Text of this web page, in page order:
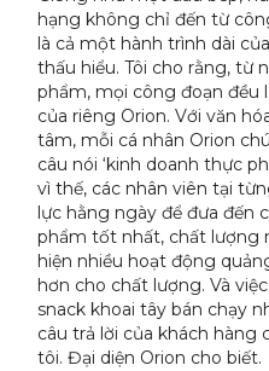
hạng không chỉ đến từ
là cả một hành trình dài
thấu hiểu. Tôi cho rằng, từ
phẩm, mọi công đoạn đều
của riêng Orion. Với văn
tâm, mỗi cá nhân Orion
câu nói ‘kinh doanh thực
vì thế, các nhân viên tại
lực hằng ngày để đưa đến
phẩm tốt nhất, chất lượng
hiện nhiều hoạt động
hơn cho chất lượng. Và
snack khoai tây bán chạy
câu trả lời của khách hàng
tôi. Đại diện Orion cho biết.